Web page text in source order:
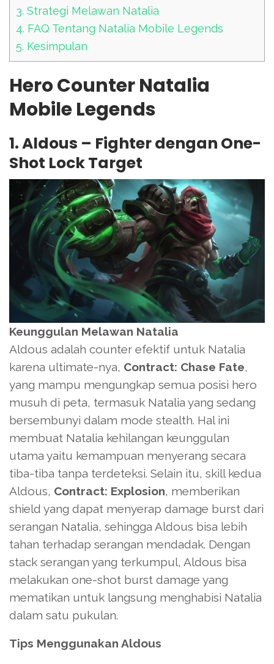
3. Strategi Melawan Natalia
4. FAQ Tentang Natalia Mobile Legends
5. Kesimpulan
Hero Counter Natalia
Mobile Legends
1. Aldous – Fighter dengan One-
Shot Lock Target
Keunggulan Melawan Natalia
Aldous adalah counter efektif untuk Natalia
karena ultimate-nya, Contract: Chase Fate,
yang mampu mengungkap semua posisi hero
musuh di peta, termasuk Natalia yang sedang
bersembunyi dalam mode stealth. Hal ini
membuat Natalia kehilangan keunggulan
utama yaitu kemampuan menyerang secara
tiba-tiba tanpa terdeteksi. Selain itu, skill kedua
Aldous, Contract: Explosion, memberikan
shield yang dapat menyerap damage burst dari
serangan Natalia, sehingga Aldous bisa lebih
tahan terhadap serangan mendadak. Dengan
stack serangan yang terkumpul, Aldous bisa
melakukan one-shot burst damage yang
mematikan untuk langsung menghabisi Natalia
dalam satu pukulan.
Tips Menggunakan Aldous